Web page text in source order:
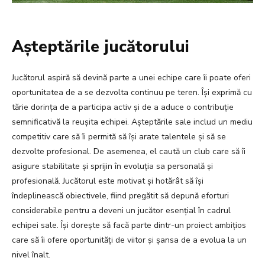
Așteptările jucătorului
Jucătorul aspiră să devină parte a unei echipe care îi poate oferi
oportunitatea de a se dezvolta continuu pe teren. Își exprimă cu
tărie dorința de a participa activ și de a aduce o contribuție
semnificativă la reușita echipei. Așteptările sale includ un mediu
competitiv care să îi permită să își arate talentele și să se
dezvolte profesional. De asemenea, el caută un club care să îi
asigure stabilitate și sprijin în evoluția sa personală și
profesională. Jucătorul este motivat și hotărât să își
îndeplinească obiectivele, fiind pregătit să depună eforturi
considerabile pentru a deveni un jucător esențial în cadrul
echipei sale. Își dorește să facă parte dintr-un proiect ambițios
care să îi ofere oportunități de viitor și șansa de a evolua la un
nivel înalt.